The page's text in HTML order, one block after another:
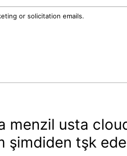
or solicitation emails.
menzil usta
şimdiden tşk